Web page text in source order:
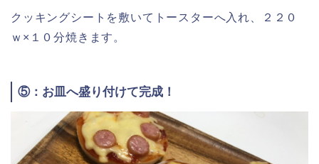
クッキングシートを敷いてトースターへ入れ、２２０
ｗ×１０分焼きます。
⑤：お皿へ盛り付けて完成！